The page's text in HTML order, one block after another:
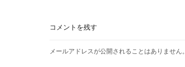
コメントを残す
メールアドレスが公開されることはありません。